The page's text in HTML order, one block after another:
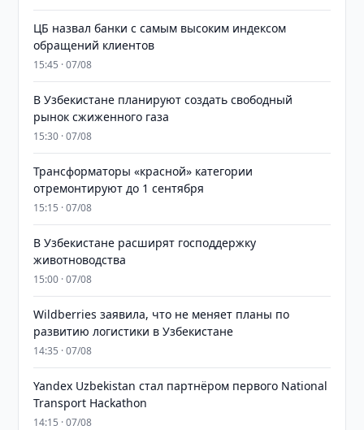
ЦБ назвал банки с самым высоким индексом
обращений клиентов
15:45 · 07/08
В Узбекистане планируют создать свободный
рынок сжиженного газа
15:30 · 07/08
Трансформаторы «красной» категории
отремонтируют до 1 сентября
15:15 · 07/08
В Узбекистане расширят господдержку
животноводства
15:00 · 07/08
Wildberries заявила, что не меняет планы по
развитию логистики в Узбекистане
14:35 · 07/08
Yandex Uzbekistan стал партнёром первого National
Transport Hackathon
14:15 · 07/08